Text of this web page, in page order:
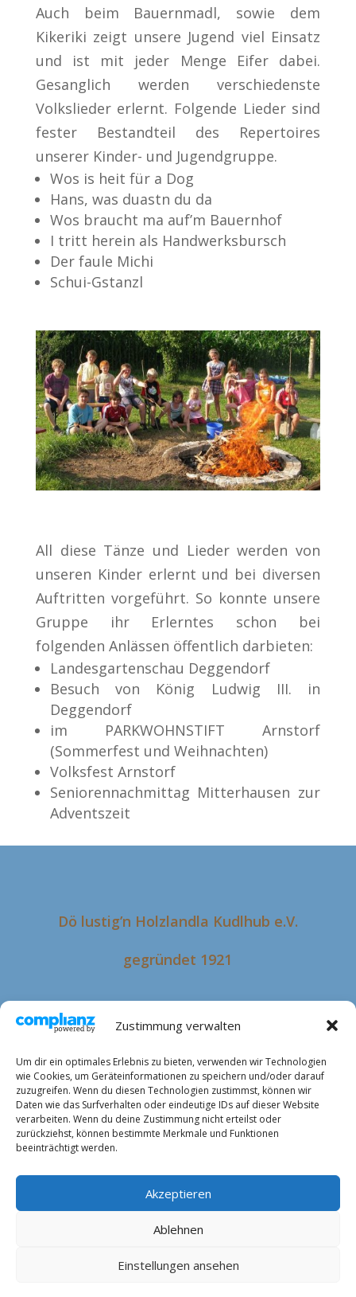
Zustimmung verwalten
Um dir ein optimales Erlebnis zu bieten, verwenden wir Technologien
wie Cookies, um Geräteinformationen zu speichern und/oder darauf
zuzugreifen. Wenn du diesen Technologien zustimmst, können wir
Daten wie das Surfverhalten oder eindeutige IDs auf dieser Website
verarbeiten. Wenn du deine Zustimmung nicht erteilst oder
zurückziehst, können bestimmte Merkmale und Funktionen
beeinträchtigt werden.
Akzeptieren
Ablehnen
Einstellungen ansehen
Auch beim Bauernmadl, sowie dem
Kikeriki zeigt unsere Jugend viel Einsatz
und ist mit jeder Menge Eifer dabei.
Gesanglich werden verschiedenste
Volkslieder erlernt. Folgende Lieder sind
fester Bestandteil des Repertoires
unserer Kinder- und Jugendgruppe.
Wos is heit für a Dog
Hans, was duastn du da
Wos braucht ma auf’m Bauernhof
I tritt herein als Handwerksbursch
Der faule Michi
Schui-Gstanzl
All diese Tänze und Lieder werden von
unseren Kinder erlernt und bei diversen
Auftritten vorgeführt. So konnte unsere
Gruppe ihr Erlerntes schon bei
folgenden Anlässen öffentlich darbieten:
Landesgartenschau Deggendorf
Besuch von König Ludwig III. in
Deggendorf
im PARKWOHNSTIFT Arnstorf
(Sommerfest und Weihnachten)
Volksfest Arnstorf
Seniorennachmittag Mitterhausen zur
Adventszeit
Dö lustig’n Holzlandla Kudlhub e.V.
gegründet 1921
Kontakt
E-Mail
Impressum